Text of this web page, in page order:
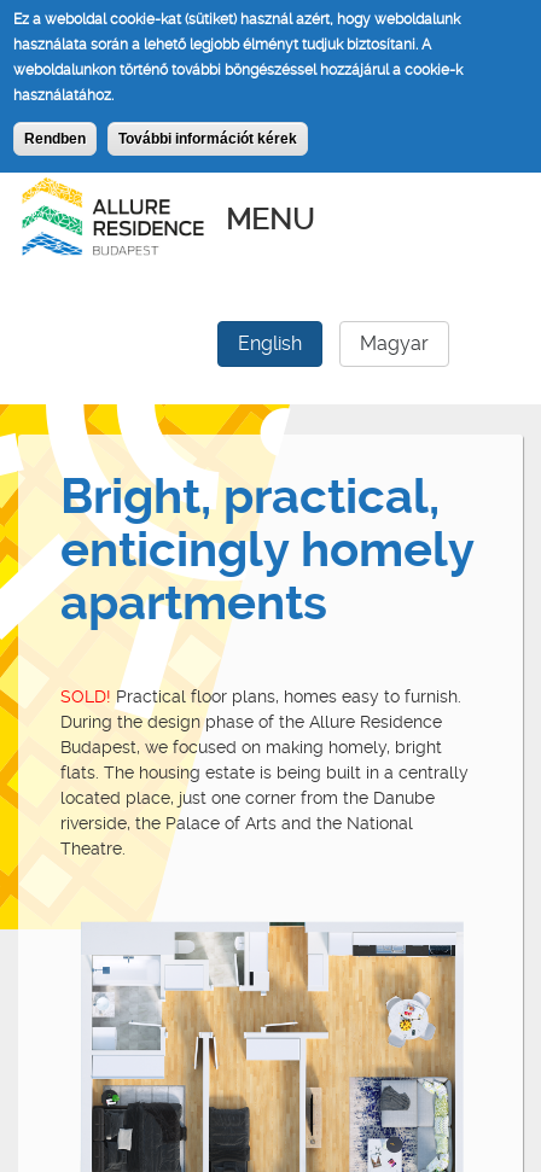
Ez a weboldal cookie-kat (sütiket) használ azért, hogy weboldalunk
használata során a lehető legjobb élményt tudjuk biztosítani. A
weboldalunkon történő további böngészéssel hozzájárul a cookie-k
használatához.
Rendben További információt kérek
MENU
English Magyar
Bright, practical,
enticingly homely
apartments
SOLD! Practical floor plans, homes easy to furnish.
During the design phase of the Allure Residence
Budapest, we focused on making homely, bright
flats. The housing estate is being built in a centrally
located place, just one corner from the Danube
riverside, the Palace of Arts and the National
Theatre.